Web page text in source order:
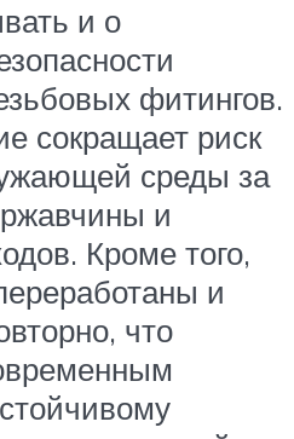
и о
фитингов.
сокращает риск
среды за
ржавчины и
Кроме того,
и
что